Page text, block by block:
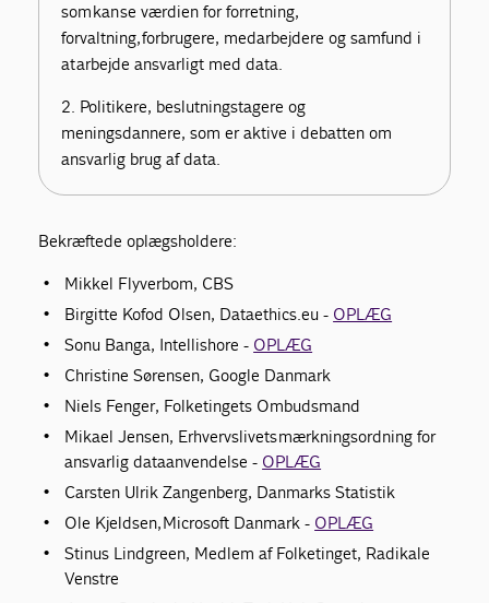
som kan se værdien for forretning,
forvaltning, forbrugere, medarbejdere og samfund i
at arbejde ansvarligt med data.
2. Politikere, beslutningstagere og
meningsdannere, som er aktive i debatten om
ansvarlig brug af data.
Bekræftede oplægsholdere:
Mikkel Flyverbom, CBS
Birgitte Kofod Olsen, Dataethics.eu - OPLÆG
Sonu Banga, Intellishore - OPLÆG
Christine Sørensen, Google Danmark
Niels Fenger, Folketingets Ombudsmand
Mikael Jensen, Erhvervslivets mærkningsordning for
ansvarlig dataanvendelse - OPLÆG
Carsten Ulrik Zangenberg, Danmarks Statistik
Ole Kjeldsen, Microsoft Danmark - OPLÆG
Stinus Lindgreen, Medlem af Folketinget, Radikale
Venstre